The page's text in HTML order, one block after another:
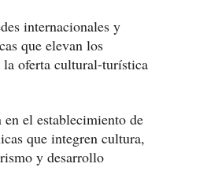
internacionales y
que elevan los
la oferta cultural-turística
el establecimiento de
que integren cultura,
y desarrollo